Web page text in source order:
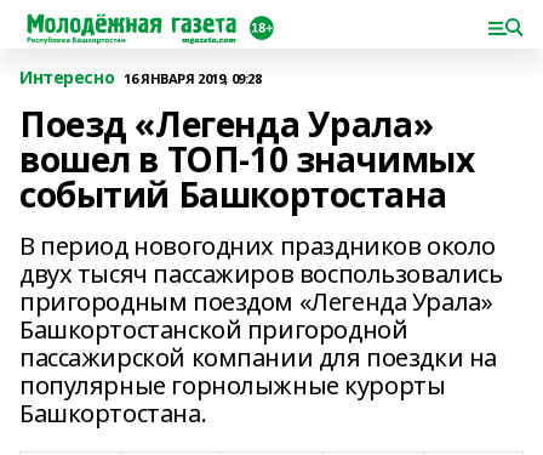
Интересно 16 ЯНВАРЯ 2019, 09:28
Поезд «Легенда Урала»
вошел в ТОП-10 значимых
событий Башкортостана
В период новогодних праздников около
двух тысяч пассажиров воспользовались
пригородным поездом «Легенда Урала»
Башкортостанской пригородной
пассажирской компании для поездки на
популярные горнолыжные курорты
Башкортостана.